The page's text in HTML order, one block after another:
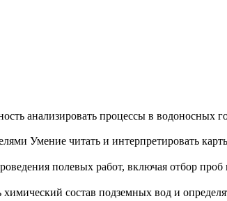
анализировать процессы в водоносных
Умение читать и интерпретировать
полевых работ, включая отбор
состав подземных вод и